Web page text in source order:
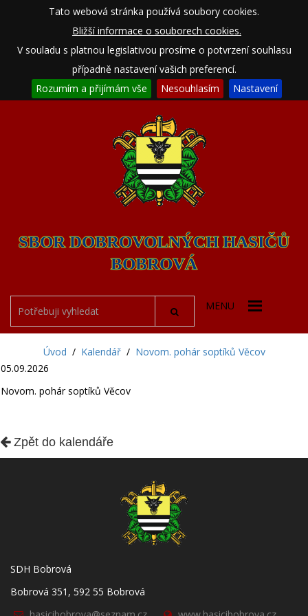
Tato webová stránka používá soubory cookies.
Bližší informace o souborech cookies.
V souladu s platnou legislativou prosíme o potvrzení souhlasu
případně nastavení vašich preferencí.
Rozumím a přijímám vše
Nesouhlasím Nastavení
SBOR DOBROVOLNÝCH HASIČŮ
BOBROVÁ
MENU
Úvod / Kalendář / Novom. pohár soptíků Věcov
05.09.2026
Novom. pohár soptíků Věcov
Zpět do kalendáře
SDH Bobrová
Bobrová 351, 592 55 Bobrová